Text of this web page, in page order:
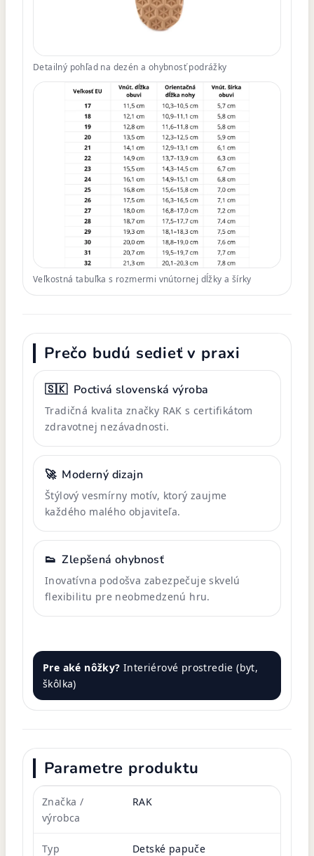
Detailný pohľad na dezén a ohybnosť podrážky
Veľkostná tabuľka s rozmermi vnútornej dĺžky a šírky
Prečo budú sedieť v praxi
🇸🇰 Poctivá slovenská výroba
Tradičná kvalita značky RAK s certifikátom
zdravotnej nezávadnosti.
🚀 Moderný dizajn
Štýlový vesmírny motív, ktorý zaujme
každého malého objaviteľa.
👟 Zlepšená ohybnosť
Inovatívna podošva zabezpečuje skvelú
flexibilitu pre neobmedzenú hru.
Pre aké nôžky? Interiérové prostredie (byt,
škôlka)
Parametre produktu
Značka /
výrobca
RAK
Typ Detské papuče